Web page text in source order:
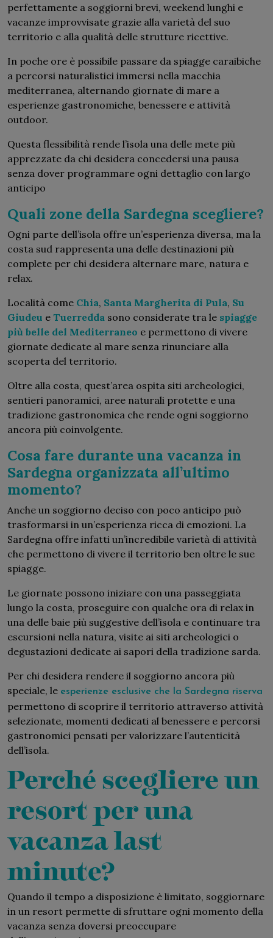
perfettamente a soggiorni brevi, weekend lunghi e
vacanze improvvisate grazie alla varietà del suo
territorio e alla qualità delle strutture ricettive.
In poche ore è possibile passare da spiagge caraibiche
a percorsi naturalistici immersi nella macchia
mediterranea, alternando giornate di mare a
esperienze gastronomiche, benessere e attività
outdoor.
Questa flessibilità rende l’isola una delle mete più
apprezzate da chi desidera concedersi una pausa
senza dover programmare ogni dettaglio con largo
anticipo
Quali zone della Sardegna scegliere?
Ogni parte dell’isola offre un’esperienza diversa, ma la
costa sud rappresenta una delle destinazioni più
complete per chi desidera alternare mare, natura e
relax.
Località come Chia, Santa Margherita di Pula, Su
Giudeu e Tuerredda sono considerate tra le spiagge
più belle del Mediterraneo e permettono di vivere
giornate dedicate al mare senza rinunciare alla
scoperta del territorio.
Oltre alla costa, quest’area ospita siti archeologici,
sentieri panoramici, aree naturali protette e una
tradizione gastronomica che rende ogni soggiorno
ancora più coinvolgente.
Cosa fare durante una vacanza in
Sardegna organizzata all’ultimo
momento?
Anche un soggiorno deciso con poco anticipo può
trasformarsi in un’esperienza ricca di emozioni. La
Sardegna offre infatti un’incredibile varietà di attività
che permettono di vivere il territorio ben oltre le sue
spiagge.
Le giornate possono iniziare con una passeggiata
lungo la costa, proseguire con qualche ora di relax in
una delle baie più suggestive dell’isola e continuare tra
escursioni nella natura, visite ai siti archeologici o
degustazioni dedicate ai sapori della tradizione sarda.
Per chi desidera rendere il soggiorno ancora più
speciale, le esperienze esclusive che la Sardegna riserva
permettono di scoprire il territorio attraverso attività
selezionate, momenti dedicati al benessere e percorsi
gastronomici pensati per valorizzare l’autenticità
dell’isola.
Perché scegliere un
resort per una
vacanza last
minute?
Quando il tempo a disposizione è limitato, soggiornare
in un resort permette di sfruttare ogni momento della
vacanza senza doversi preoccupare